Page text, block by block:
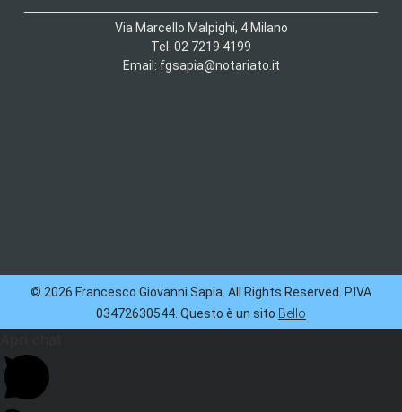
Via Marcello Malpighi, 4 Milano
Tel. 02 7219 4199
Email: fgsapia@notariato.it
© 2026 Francesco Giovanni Sapia. All Rights Reserved. P.IVA
03472630544. Questo è un sito Bello